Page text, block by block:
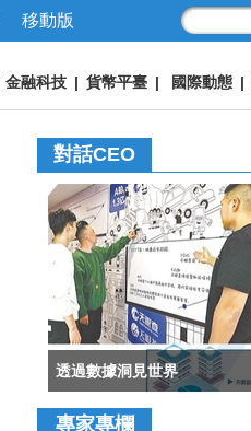
移動版
金融科技 | 貨幣平臺 | 國際動態 |
對話CEO
透過數據洞見世界
專家專欄